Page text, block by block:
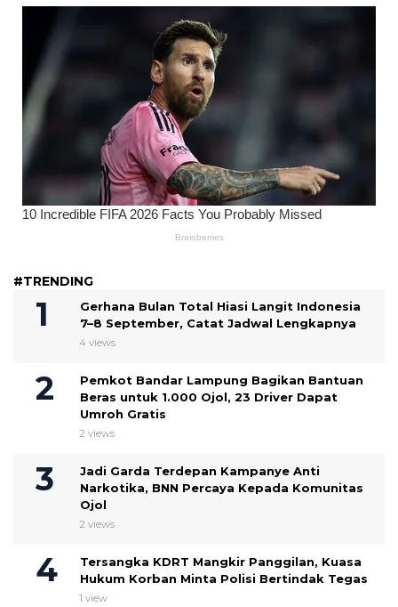
#TRENDING
Gerhana Bulan Total Hiasi Langit Indonesia
7–8 September, Catat Jadwal Lengkapnya
4 views
Pemkot Bandar Lampung Bagikan Bantuan
Beras untuk 1.000 Ojol, 23 Driver Dapat
Umroh Gratis
2 views
Jadi Garda Terdepan Kampanye Anti
Narkotika, BNN Percaya Kepada Komunitas
Ojol
2 views
Tersangka KDRT Mangkir Panggilan, Kuasa
Hukum Korban Minta Polisi Bertindak Tegas
1 view